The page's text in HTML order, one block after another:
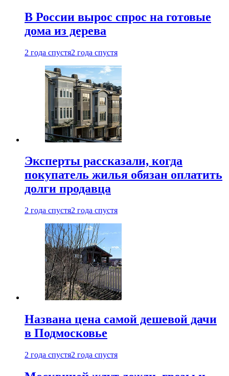
В России вырос спрос на готовые
дома из дерева
2 года спустя2 года спустя
Эксперты рассказали, когда
покупатель жилья обязан оплатить
долги продавца
2 года спустя2 года спустя
Названа цена самой дешевой дачи
в Подмосковье
2 года спустя2 года спустя